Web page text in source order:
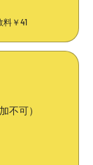
料￥41
不可）